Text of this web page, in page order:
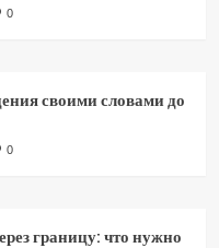
0
своими словами до
0
границу: что нужно